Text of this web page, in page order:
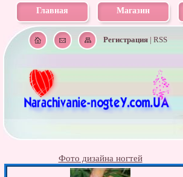
Главная Магазин
Регистрация| RSS
Фото дизайна ногтей